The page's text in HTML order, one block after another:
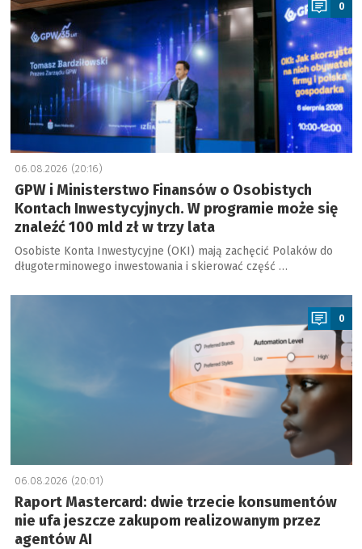
0
06.08.2026 (20:16)
GPW i Ministerstwo Finansów o Osobistych
Kontach Inwestycyjnych. W programie może się
znaleźć 100 mld zł w trzy lata
Osobiste Konta Inwestycyjne (OKI) mają zachęcić Polaków do
długoterminowego inwestowania i skierować część …
a
0
06.08.2026 (20:01)
Raport Mastercard: dwie trzecie konsumentów
nie ufa jeszcze zakupom realizowanym przez
agentów AI